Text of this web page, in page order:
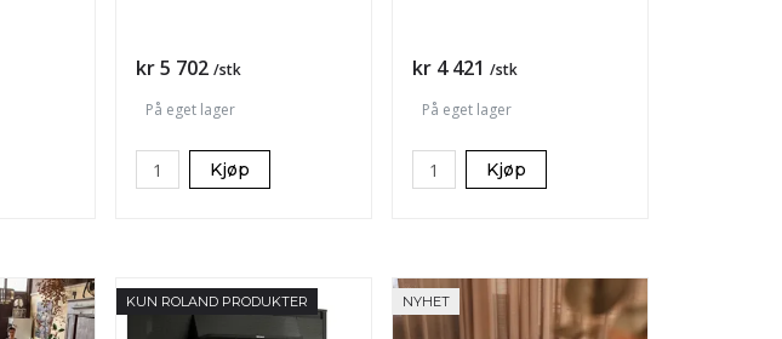
Pris
kr 5 702 /stk
På eget lager
Kjøp
Pris
kr 4 421 /stk
På eget lager
Kjøp
KUN ROLAND PRODUKTER NYHET